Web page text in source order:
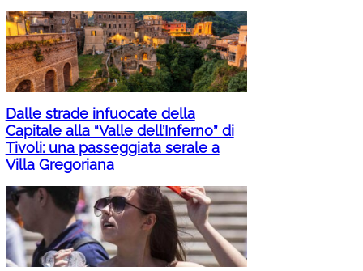
Dalle strade infuocate della
Capitale alla “Valle dell’Inferno” di
Tivoli: una passeggiata serale a
Villa Gregoriana